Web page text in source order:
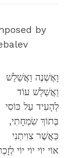
by
וָאֶשְׁנֶה וַאֲשַׁלֵשׁ
וַאֲשַׁלֵשׁ עוֹד
לְהָעִיד עַל כּוֹסִי
,בְּתוֹךְ שִׂמְחָתִי
כַּאֲשֶׁר צִוִיתַנִי
אוֹי יוֹי יוֹי יוֹי